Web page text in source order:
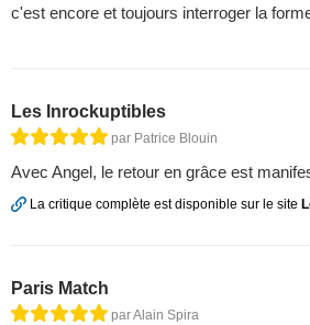
c'est encore et toujours interroger la
Les Inrockuptibles
par Patrice Blouin
Avec Angel, le retour en grâce est
La critique complète est disponible sur le site
Paris Match
par Alain Spira